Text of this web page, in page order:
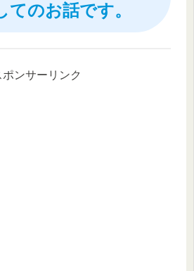
てのお話です。
ポンサーリンク